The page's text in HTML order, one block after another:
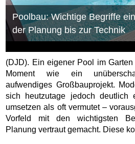
Poolbau: Wichtige Begriffe
der Planung bis zur Technik
(DJD). Ein eigener Pool im
Moment wie ein
aufwendiges Großbauprojekt.
sich heutzutage jedoch deutlich
umsetzen als oft vermutet –
Vorfeld mit den wichtigsten
Planung vertraut gemacht. Diese